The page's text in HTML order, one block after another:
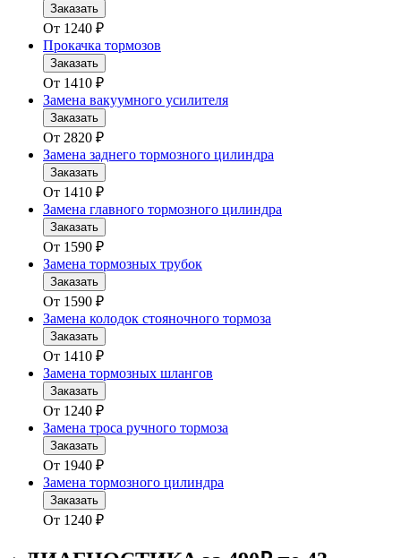
Заказать
От 1240 ₽
Прокачка тормозов
Заказать
От 1410 ₽
Замена вакуумного усилителя
Заказать
От 2820 ₽
Замена заднего тормозного цилиндра
Заказать
От 1410 ₽
Замена главного тормозного цилиндра
Заказать
От 1590 ₽
Замена тормозных трубок
Заказать
От 1590 ₽
Замена колодок стояночного тормоза
Заказать
От 1410 ₽
Замена тормозных шлангов
Заказать
От 1240 ₽
Замена троса ручного тормоза
Заказать
От 1940 ₽
Замена тормозного цилиндра
Заказать
От 1240 ₽